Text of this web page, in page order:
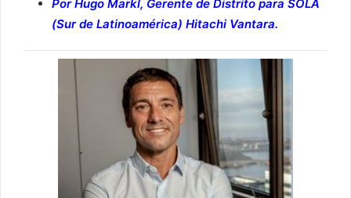
Por Hugo Markl, Gerente de Distrito para SOLA
(Sur de Latinoamérica) Hitachi Vantara.